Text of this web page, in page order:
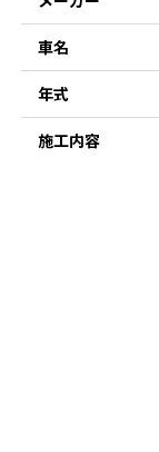
車名
年式
施工内容